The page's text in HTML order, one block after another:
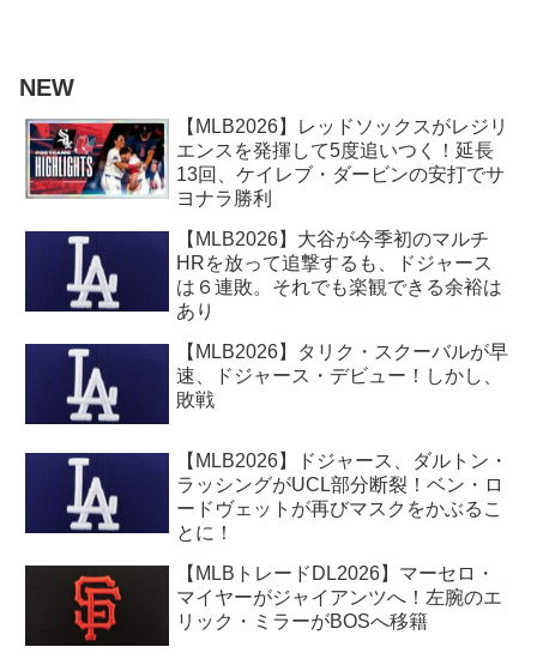
NEW
【MLB2026】レッドソックスがレジリ
エンスを発揮して5度追いつく！延長
13回、ケイレブ・ダービンの安打でサ
ヨナラ勝利
【MLB2026】大谷が今季初のマルチ
HRを放って追撃するも、ドジャース
は６連敗。それでも楽観できる余裕は
あり
【MLB2026】タリク・スクーバルが早
速、ドジャース・デビュー！しかし、
敗戦
【MLB2026】ドジャース、ダルトン・
ラッシングがUCL部分断裂！ベン・ロ
ードヴェットが再びマスクをかぶるこ
とに！
【MLBトレードDL2026】マーセロ・
マイヤーがジャイアンツへ！左腕のエ
リック・ミラーがBOSへ移籍